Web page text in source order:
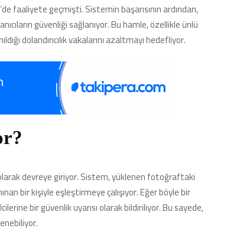
faaliyete geçmişti. Sistemin başarısının ardından,
güvenliği sağlanıyor. Bu hamle, özellikle ünlü
dolandırıcılık vakalarını azaltmayı hedefliyor.
devreye giriyor. Sistem, yüklenen fotoğraftaki
bir kişiyle eşleştirmeye çalışıyor. Eğer böyle bir
bir güvenlik uyarısı olarak bildiriliyor. Bu sayede,